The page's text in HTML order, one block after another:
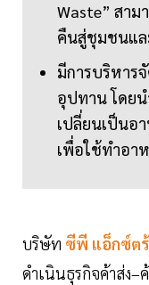
Waste” สาม
คืนสู่ชุมชนแล
มีการบริหาร
อุปทาน โดย
เปลี่ยนเป็นอ
เพื่อใช้ทำอา
บริษัท ซีพี แอ็กซ์ต
ดำเนินธุรกิจค้าส่ง–